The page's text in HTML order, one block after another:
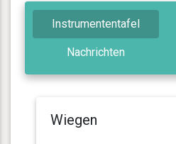
Instrumententafel
Nachrichten
Wiegen